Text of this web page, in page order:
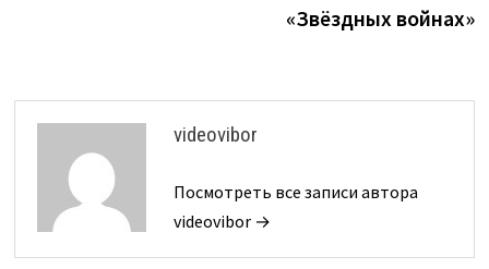
«Звёздных войнах»
videovibor
Посмотреть все записи автора
videovibor →